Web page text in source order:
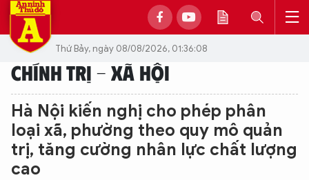
Thứ Bảy, ngày 08/08/2026, 01:36:08
CHÍNH TRỊ - XÃ HỘI
Hà Nội kiến nghị cho phép phân
loại xã, phường theo quy mô quản
trị, tăng cường nhân lực chất lượng
cao